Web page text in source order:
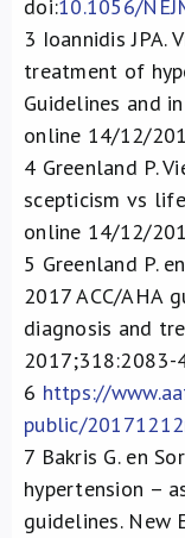
doi:10.1056/
3 Ioannidis JPA.
treatment of
Guidelines and
online 14/12/
4 Greenland P.
scepticism vs
online 14/12/
5 Greenland P.
2017 ACC/AHA
diagnosis and
2017;318:2083-
6 https://
public/
7 Bakris G. en
hypertension –
guidelines. New